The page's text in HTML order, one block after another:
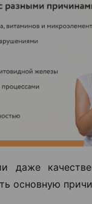
даже
основную